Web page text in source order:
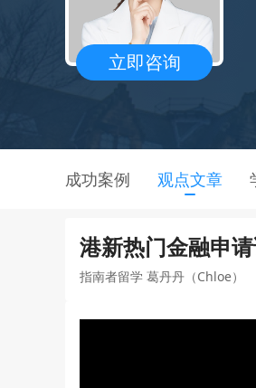
立即咨询
成功案例 观点文章
港新热门金融申
指南者留学 葛丹丹（Chloe）